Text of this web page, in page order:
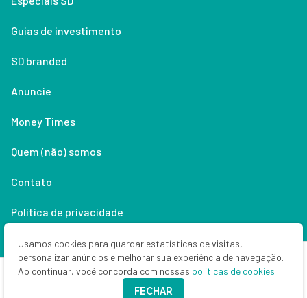
Guias de investimento
SD branded
Anuncie
Money Times
Quem (não) somos
Contato
Política de privacidade
Lifestyle
Copyright © 2026 Seu Dinheiro. Todos os direitos reservados.
Usamos cookies para guardar estatísticas de visitas,
personalizar anúncios e melhorar sua experiência de navegação.
Ao continuar, você concorda com nossas políticas de cookies
FECHAR